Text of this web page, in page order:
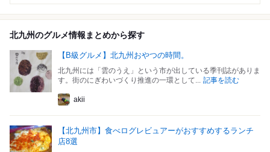
北九州のグルメ情報まとめから探す
【B級グルメ】北九州おやつの時間。
北九州には「雲のうえ」という市が出している季刊誌がありま
す。街のにぎわいづくり推進の一環として... 記事を読む
akii
【北九州市】食べログレビュアーがおすすめするランチ
店8選